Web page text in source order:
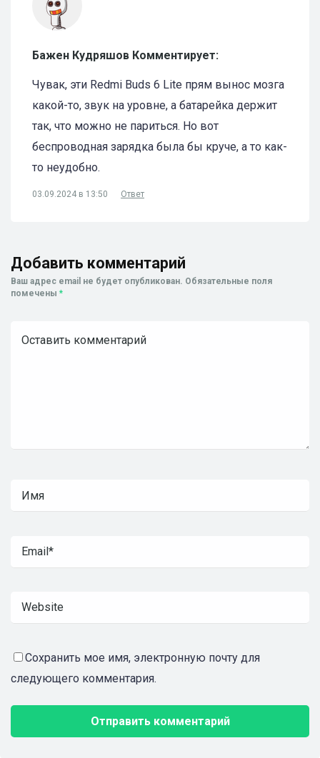
Бажен Кудряшов Комментирует:
Чувак, эти Redmi Buds 6 Lite прям вынос мозга
какой-то, звук на уровне, а батарейка держит
так, что можно не париться. Но вот
беспроводная зарядка была бы круче, а то как-
то неудобно.
03.09.2024 в 13:50 Ответ
Добавить комментарий
Ваш адрес email не будет опубликован. Обязательные поля
помечены *
Сохранить мое имя, электронную почту для
следующего комментария.